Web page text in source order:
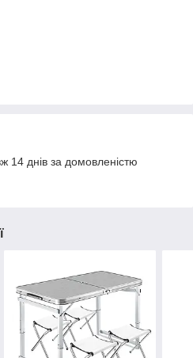
14 днів за домовленістю